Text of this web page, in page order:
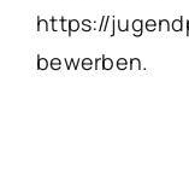
https://
bewerben.